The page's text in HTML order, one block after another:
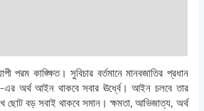
পরম কাঙ্ক্ষিত। সুবিচার বর্তমানে মানবজাতির প্রধান
অর্থ আইন থাকবে সবার ঊর্ধ্বে। আইন চলবে তার
ছোট বড় সবাই থাকবে সমান। ক্ষমতা, আভিজাত্য, অর্থ